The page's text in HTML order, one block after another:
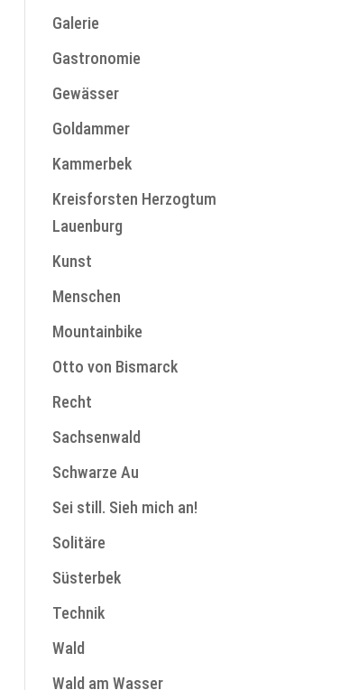
Galerie
Gastronomie
Gewässer
Goldammer
Kammerbek
Kreisforsten Herzogtum
Lauenburg
Kunst
Menschen
Mountainbike
Otto von Bismarck
Recht
Sachsenwald
Schwarze Au
Sei still. Sieh mich an!
Solitäre
Süsterbek
Technik
Wald
Wald am Wasser